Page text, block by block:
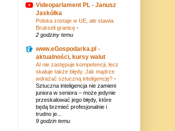
Videoparlament PL - Janusz
Jaskółka
Polska zostaje w UE, ale stawia
Brukseli granicę -
2 godziny temu
www.eGospodarka.pl -
aktualności, kursy walut
AI nie zastępuje kompetencji, lecz
skaluje także błędy. Jak mądrze
wdrażać sztuczną inteligencję? -
Sztuczna inteligencja nie zamieni
juniora w seniora – może jedynie
przeskalować jego błędy, które
będą brzmieć profesjonalnie i
trudno je...
9 godzin temu